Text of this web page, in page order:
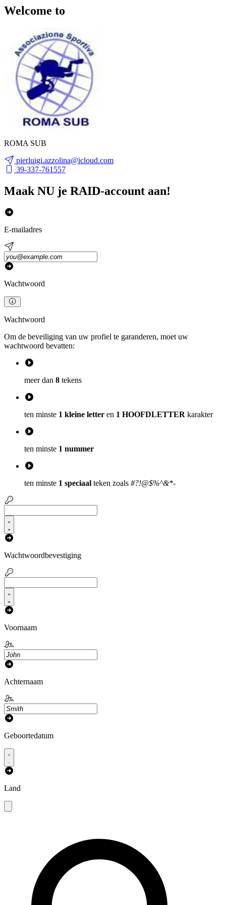
Welcome to
ROMA SUB
pierluigi.azzolina@icloud.com
39-337-761557
Maak NU je RAID-account aan!
E-mailadres
Wachtwoord
Wachtwoord
Om de beveiliging van uw profiel te garanderen, moet uw
wachtwoord bevatten:
meer dan 8 tekens
ten minste 1 kleine letter en 1 HOOFDLETTER karakter
ten minste 1 nummer
ten minste 1 speciaal teken zoals #?!@$%^&*-
Wachtwoordbevestiging
Voornaam
Achternaam
Geboortedatum
Land